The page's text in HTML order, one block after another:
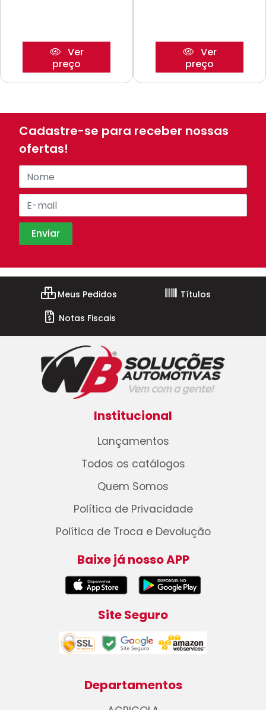
Ver
preço
Ver
preço
Cadastre-se para receber nossas
ofertas!
Meus Pedidos
Títulos
Notas Fiscais
Institucional
Lançamentos
Todos os catálogos
Quem Somos
Política de Privacidade
Política de Troca e Devolução
Baixe já nosso APP
Site Seguro
Departamentos